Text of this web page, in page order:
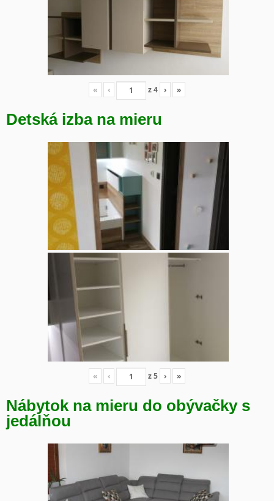
« ‹ z4 › »
Detská izba na mieru
« ‹ z5 › »
Nábytok na mieru do obývačky s
jedálňou